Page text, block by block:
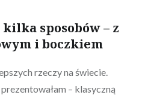
sposobów – z
i boczkiem
rzeczy na świecie.
– klasyczną